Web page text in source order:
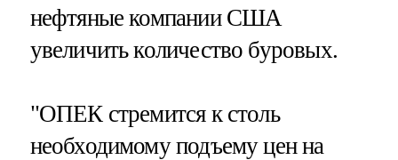
нефтяные компании США
увеличить количество буровых.
"ОПЕК стремится к столь
необходимому подъему цен на